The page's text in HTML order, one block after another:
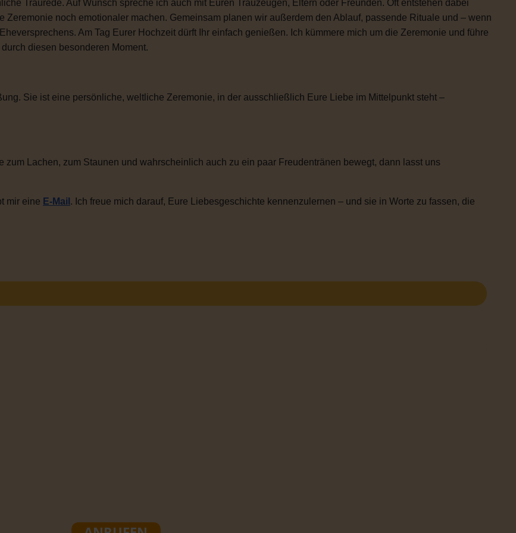
Traurede. Auf Wunsch spreche ich auch mit Euren Trauzeugen, Eltern oder Freunden. Oft entstehen dabei
noch emotionaler machen. Gemeinsam planen wir außerdem den Ablauf, passende Rituale und – wenn
Am Tag Eurer Hochzeit dürft Ihr einfach genießen. Ich kümmere mich um die Zeremonie und führe
diesen besonderen Moment.
Sie ist eine persönliche, weltliche Zeremonie, in der ausschließlich Eure Liebe im Mittelpunkt steht –
Lachen, zum Staunen und wahrscheinlich auch zu ein paar Freudentränen bewegt, dann lasst uns
mir eine E-Mail . Ich freue mich darauf, Eure Liebesgeschichte kennenzulernen – und sie in Worte zu fassen, die